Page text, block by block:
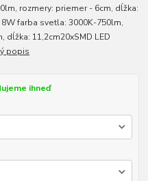
rozmery: priemer - 6cm, dĺžka:
farba svetla: 3000K-750lm,
dĺžka: 11,2cm20xSMD LED
popis
ihneď